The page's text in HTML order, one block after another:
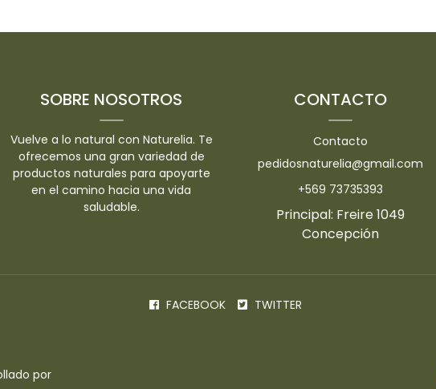
SOBRE NOSOTROS
Vuelve a lo natural con Naturelia. Te
ofrecemos una gran variedad de
productos naturales para apoyarte
en el camino hacia una vida
saludable.
CONTACTO
Contacto
pedidosnaturelia@gmail.com
+569 73735393
Principal: Freire 1049
Concepción
FACEBOOK TWITTER
por